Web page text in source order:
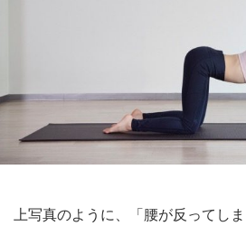
上写真のように、「腰が反ってし